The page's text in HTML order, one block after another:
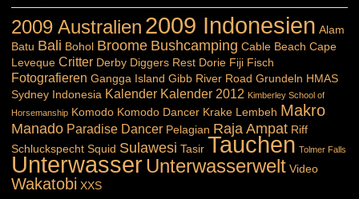
2009 Australien 2009 Indonesien Alam
Batu Bali Bohol Broome Bushcamping Cable Beach Cape
Leveque Critter Derby Diggers Rest Dorie Fiji Fisch
Fotografieren Gangga Island Gibb River Road Grundeln HMAS
Sydney Indonesia Kalender Kalender 2012 Kimberley School of
Horsemanship Komodo Komodo Dancer Krake Lembeh Makro
Manado Paradise Dancer Pelagian Raja Ampat Riff
Schluckspecht Squid Sulawesi Tasir Tauchen Tolmer Falls
UnterwasserUnterwasserwelt Video
Wakatobi XXS